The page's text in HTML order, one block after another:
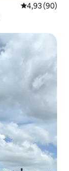
Priemerné
4,93 (90)